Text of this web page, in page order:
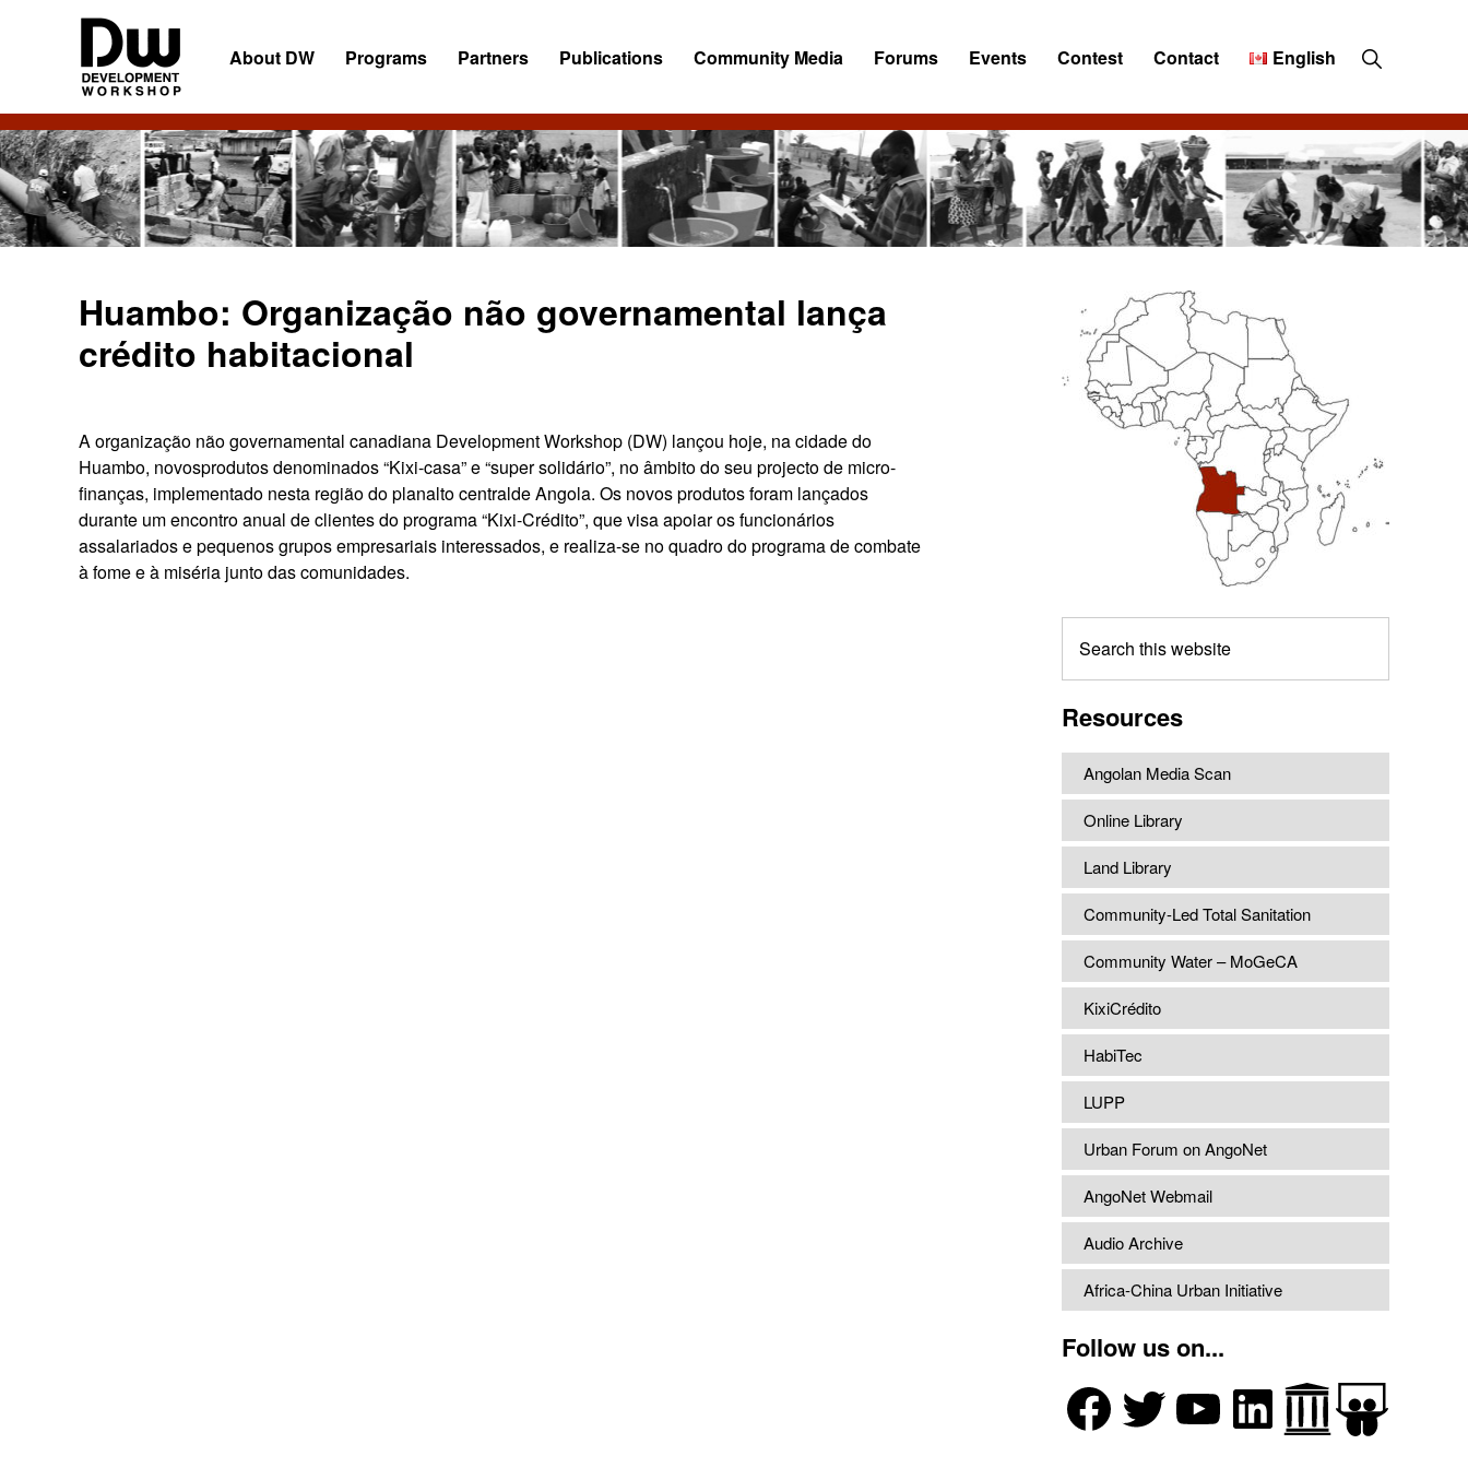
DW
Angola
Development
Workshop
Angola
About DW Programs Partners Publications Community Media Forums Events Contest Contact English Show
Search
Huambo: Organização não governamental lança
crédito habitacional
A organização não governamental canadiana Development Workshop (DW) lançou hoje, na cidade do
Huambo, novosprodutos denominados “Kixi-casa” e “super solidário”, no âmbito do seu projecto de micro-
finanças, implementado nesta região do planalto centralde Angola. Os novos produtos foram lançados
durante um encontro anual de clientes do programa “Kixi-Crédito”, que visa apoiar os funcionários
assalariados e pequenos grupos empresariais interessados, e realiza-se no quadro do programa de combate
à fome e à miséria junto das comunidades.
Primary
Sidebar
this
Resources
Angolan Media Scan
Online Library
Land Library
Community-Led Total Sanitation
Community Water – MoGeCA
KixiCrédito
HabiTec
LUPP
Urban Forum on AngoNet
AngoNet Webmail
Audio Archive
Africa-China Urban Initiative
Follow us on...